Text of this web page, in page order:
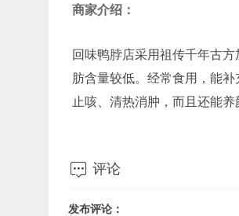
商家介绍：
回味鸭脖店采用祖传千年古
肪含量较低。经常食用，能
止咳、清热消肿，而且还能养
 评论
发布评论：